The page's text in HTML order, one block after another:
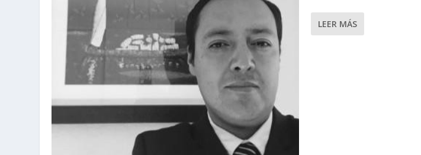
LEER MÁS